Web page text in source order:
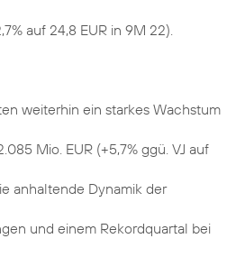
auf 24,8 EUR in 9M 22).
weiterhin ein starkes Wachstum
Mio. EUR (+5,7% ggü. VJ auf
anhaltende Dynamik der
und einem Rekordquartal bei